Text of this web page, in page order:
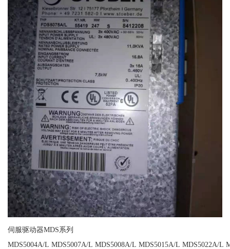
伺服驱动器MDS系列
MDS5004A/L MDS5007A/L MDS5008A/L MDS5015A/L MDS5022A/